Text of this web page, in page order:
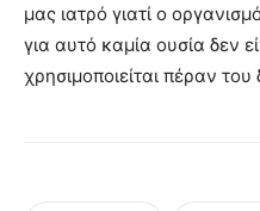
μας ιατρό γιατί ο
για αυτό καμία ουσία δεν
χρησιμοποιείται πέραν του